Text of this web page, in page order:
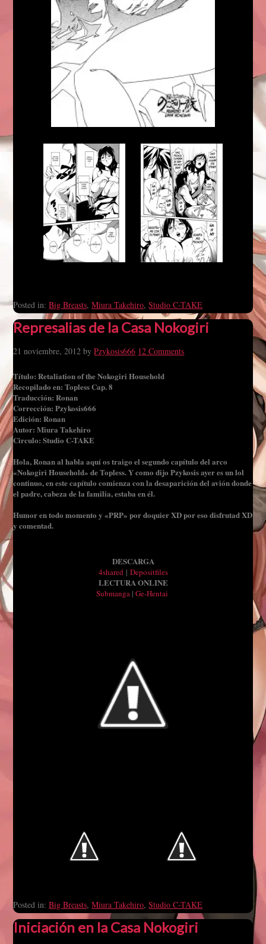
Posted in:Big Breasts,Miura Takehiro,Studio C-TAKE
Represalias de la Casa Nokogiri
21 noviembre, 2012 byPzykosis666 12 Comments
Título: Retaliation of the Nokogiri Household
Recopilado en: Topless Cap. 8
Traducción: Ronan
Corrección: Pzykosis666
Edición: Ronan
Autor: Miura Takehiro
Circulo: Studio C-TAKE
Hola, Ronan al habla aquí os traigo el segundo capítulo del arco
«Nokogiri Household» de Topless. Y como dijo Pzykosis ayer es un lol
continuo, en este capítulo comienza con la desaparición del avión donde
el padre, cabeza de la familia, estaba en él.
Humor en todo momento y «PRP» por doquier XD por eso disfrutad XD
y comentad.
DESCARGA
4shared | Depositfiles
LECTURA ONLINE
Submanga| Ge-Hentai
Posted in:Big Breasts,Miura Takehiro,Studio C-TAKE
Iniciación en la Casa Nokogiri